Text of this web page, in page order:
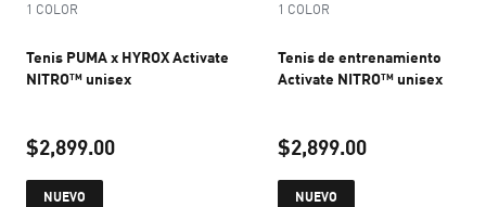
1 COLOR
Tenis PUMA x HYROX Activate
NITRO™ unisex
$2,899.00
precio actual $2,899.00
NUEVO
1 COLOR
Tenis de entrenamiento
Activate NITRO™ unisex
$2,899.00
NUEVO